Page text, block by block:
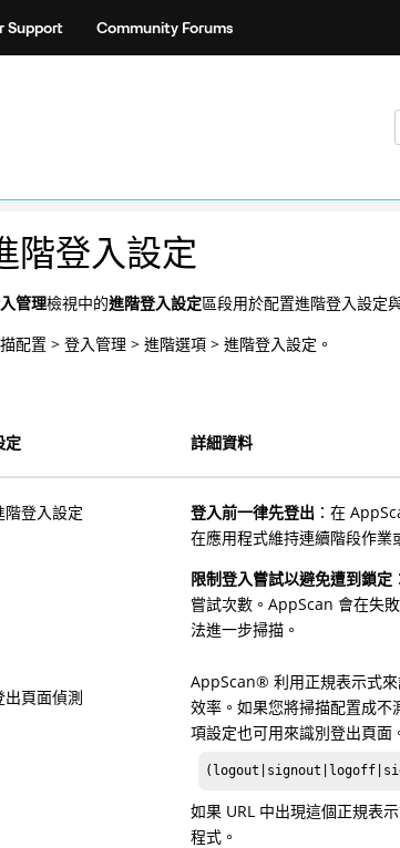
Support Community Forums
階登入設定
管理檢視中的進階登入設定區段用於配置進階登入設定
配置 > 登入管理 > 進階選項 > 進階登入設定。
定 詳細資料
階登入設定 登入前一律先登出 ：在
在應用程式維持連續階段作業
限制登入嘗試以避免遭到鎖定
嘗試次數。AppScan 會在失
法進一步掃描。
出頁面偵測
AppScan® 利用正規表示式
效率。如果您將掃描配置成
項設定也可用來識別登出頁面
如果 URL 中出現這個正規表
程式。